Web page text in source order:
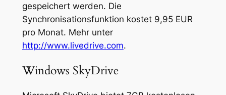
gespeichert werden. Die
Synchronisationsfunktion kostet 9,95 EUR
pro Monat. Mehr unter
http://www.livedrive.com.
Windows SkyDrive